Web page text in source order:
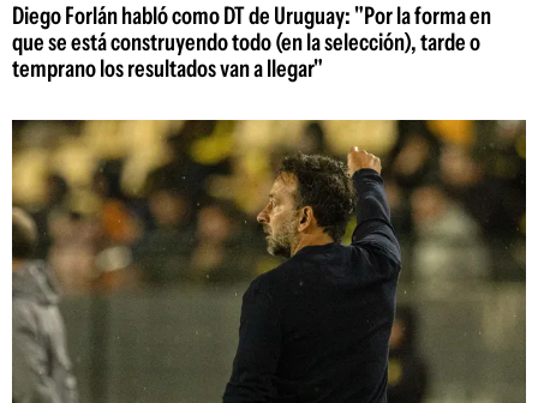
Diego Forlán habló como DT de Uruguay: "Por la forma en
que se está construyendo todo (en la selección), tarde o
temprano los resultados van a llegar"